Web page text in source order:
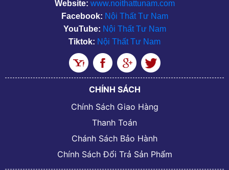
Website: www.noithattunam.com
Facebook: Nội Thất Tư Nam
YouTube: Nội Thất Tư Nam
Tiktok: Nội Thất Tư Nam
CHÍNH SÁCH
Chính Sách Giao Hàng
Thanh Toán
Chánh Sách Bảo Hành
Chính Sách Đổi Trả Sản Phẩm